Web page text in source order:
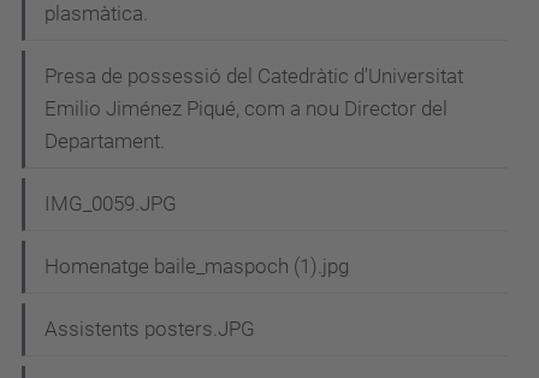
plasmàtica.
Presa de possessió del Catedràtic d'Universitat
Emilio Jiménez Piqué, com a nou Director del
Departament.
IMG_0059.JPG
Homenatge baile_maspoch (1).jpg
Assistents posters.JPG